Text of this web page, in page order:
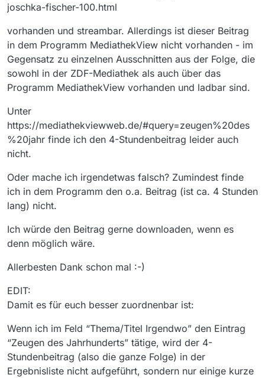
joschka-fischer-100.html
vorhanden und streambar. Allerdings ist dieser Beitrag
in dem Programm MediathekView nicht vorhanden - im
Gegensatz zu einzelnen Ausschnitten aus der Folge, die
sowohl in der ZDF-Mediathek als auch über das
Programm MediathekView vorhanden und ladbar sind.
Unter
https://mediathekviewweb.de/#query=zeugen%20des
%20jahr finde ich den 4-Stundenbeitrag leider auch
nicht.
Oder mache ich irgendetwas falsch? Zumindest finde
ich in dem Programm den o.a. Beitrag (ist ca. 4 Stunden
lang) nicht.
Ich würde den Beitrag gerne downloaden, wenn es
denn möglich wäre.
Allerbesten Dank schon mal :-)
EDIT:
Damit es für euch besser zuordnenbar ist:
Wenn ich im Feld “Thema/Titel Irgendwo” den Eintrag
“Zeugen des Jahrhunderts” tätige, wird der 4-
Stundenbeitrag (also die ganze Folge) in der
Ergebnisliste nicht aufgeführt, sondern nur einige kurze